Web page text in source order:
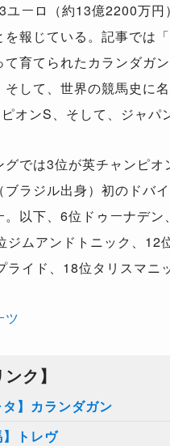
ユーロ（約13億2200万円
報じている。記事では
て育てられたカランダガ
そして、世界の競馬史に
オンS、そして、ジャパ
では3位が英チャンピ
ブラジル出身）初のドバ
。以下、6位ドゥーナデ
ジムアンドトニック、
ライド、18位タリスマニ
ツ
ク】
タ】カランダガン
】トレヴ